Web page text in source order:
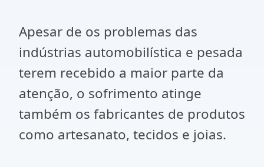
Apesar de os problemas das
indústrias automobilística e pesada
terem recebido a maior parte da
atenção, o sofrimento atinge
também os fabricantes de produtos
como artesanato, tecidos e joias.